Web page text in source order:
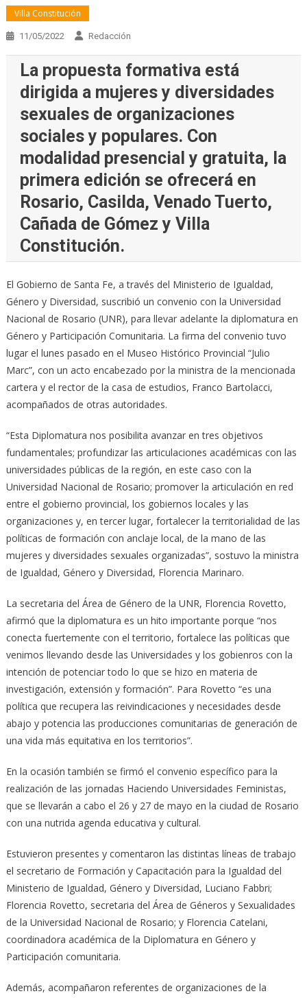
Villa Constitución
11/05/2022 Redacción
La propuesta formativa está
dirigida a mujeres y diversidades
sexuales de organizaciones
sociales y populares. Con
modalidad presencial y gratuita, la
primera edición se ofrecerá en
Rosario, Casilda, Venado Tuerto,
Cañada de Gómez y Villa
Constitución.
El Gobierno de Santa Fe, a través del Ministerio de Igualdad,
Género y Diversidad, suscribió un convenio con la Universidad
Nacional de Rosario (UNR), para llevar adelante la diplomatura en
Género y Participación Comunitaria. La firma del convenio tuvo
lugar el lunes pasado en el Museo Histórico Provincial “Julio
Marc”, con un acto encabezado por la ministra de la mencionada
cartera y el rector de la casa de estudios, Franco Bartolacci,
acompañados de otras autoridades.
“Esta Diplomatura nos posibilita avanzar en tres objetivos
fundamentales; profundizar las articulaciones académicas con las
universidades públicas de la región, en este caso con la
Universidad Nacional de Rosario; promover la articulación en red
entre el gobierno provincial, los gobiernos locales y las
organizaciones y, en tercer lugar, fortalecer la territorialidad de las
políticas de formación con anclaje local, de la mano de las
mujeres y diversidades sexuales organizadas”, sostuvo la ministra
de Igualdad, Género y Diversidad, Florencia Marinaro.
La secretaria del Área de Género de la UNR, Florencia Rovetto,
afirmó que la diplomatura es un hito importante porque “nos
conecta fuertemente con el territorio, fortalece las políticas que
venimos llevando desde las Universidades y los gobienros con la
intención de potenciar todo lo que se hizo en materia de
investigación, extensión y formación”. Para Rovetto “es una
política que recupera las reivindicaciones y necesidades desde
abajo y potencia las producciones comunitarias de generación de
una vida más equitativa en los territorios”.
En la ocasión también se firmó el convenio específico para la
realización de las jornadas Haciendo Universidades Feministas,
que se llevarán a cabo el 26 y 27 de mayo en la ciudad de Rosario
con una nutrida agenda educativa y cultural.
Estuvieron presentes y comentaron las distintas líneas de trabajo
el secretario de Formación y Capacitación para la Igualdad del
Ministerio de Igualdad, Género y Diversidad, Luciano Fabbri;
Florencia Rovetto, secretaria del Área de Géneros y Sexualidades
de la Universidad Nacional de Rosario; y Florencia Catelani,
coordinadora académica de la Diplomatura en Género y
Participación comunitaria.
Además, acompañaron referentes de organizaciones de la